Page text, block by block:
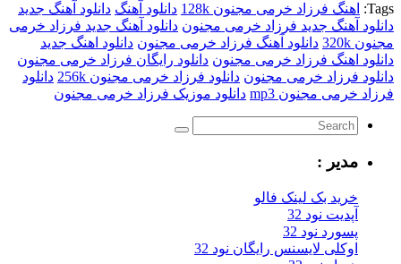
Tags: اهنگ فرزاد خرمی مجنون 128k دانلود آهنگ دانلود آهنگ جدید
دانلود آهنگ جدید فرزاد خرمی مجنون دانلود آهنگ جدید فرزاد خرمی
مجنون 320k
دانلود آهنگ فرزاد خرمی مجنون دانلود اهنگ جدید
دانلود اهنگ فرزاد خرمی مجنون دانلود رایگان فرزاد خرمی مجنون
دانلود فرزاد خرمی مجنون دانلود فرزاد خرمی مجنون 256k
دانلود
فرزاد خرمی مجنون mp3
دانلود موزیک فرزاد خرمی مجنون
مدیر :
خرید بک لینک فالو
آپدیت نود 32
پسورد نود 32
اوکلی لایسنس رایگان نود 32